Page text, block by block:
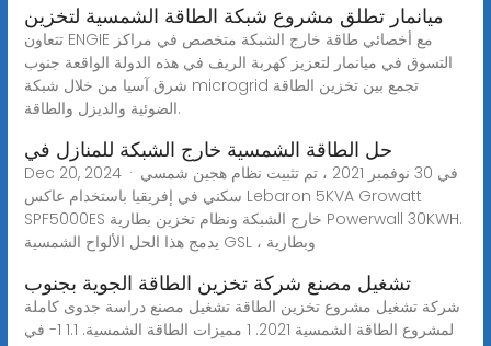
ميانمار تطلق مشروع شبكة الطاقة الشمسية لتخزين
تتعاون ENGIE مع أخصائي طاقة خارج الشبكة متخصص في مراكز
التسوق في ميانمار لتعزيز كهربة الريف في هذه الدولة الواقعة جنوب
شرق آسيا من خلال شبكة microgrid تجمع بين تخزين الطاقة
الضوئية والديزل والطاقة.
حل الطاقة الشمسية خارج الشبكة للمنازل في
Dec 20, 2024 · في 30 نوفمبر 2021 ، تم تثبيت نظام هجين شمسي
سكني في إفريقيا باستخدام عاكس Lebaron 5KVA Growatt
SPF5000ES خارج الشبكة ونظام تخزين بطارية Powerwall 30KWH.
يدمج هذا الحل الألواح الشمسية GSL ، وبطارية
تشغيل مصنع شركة تخزين الطاقة الجوية بجنوب
شركة تشغيل مشروع تخزين الطاقة تشغيل مصنع دراسة جدوى كاملة
لمشروع الطاقة الشمسية 2021. 1 مميزات الطاقة الشمسية. 1.1 1- في